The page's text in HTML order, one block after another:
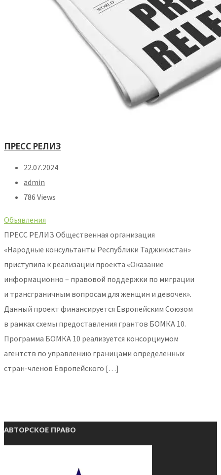
ПРЕСС РЕЛИЗ
22.07.2024
admin
786 Views
Объявления
ПРЕСС РЕЛИЗ Общественная организация
«Народные консультанты Республики Таджикистан»
приступила к реализации проекта «Оказание
информационно – правовой поддержки по миграции
и трансграничным вопросам для женщин и девочек».
Данный проект финансируется Европейским Союзом
в рамках схемы предоставления грантов БОМКА 10.
Программа БОМКА 10 реализуется консорциумом
агентств по управлению границами определенных
стран-членов Европейского […]
АВТОРСКОЕ ПРАВО